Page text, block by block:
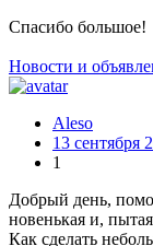
Спасибо большое!
Новости и
Aleso
13 сентября
1
Добрый день,
новенькая и,
Как сделать